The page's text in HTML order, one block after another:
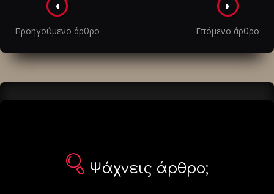
Πλοήγηση
στα
άρθρα
Προηγούμενο άρθρο Επόμενο άρθρο
Ψάχνεις άρθρο;